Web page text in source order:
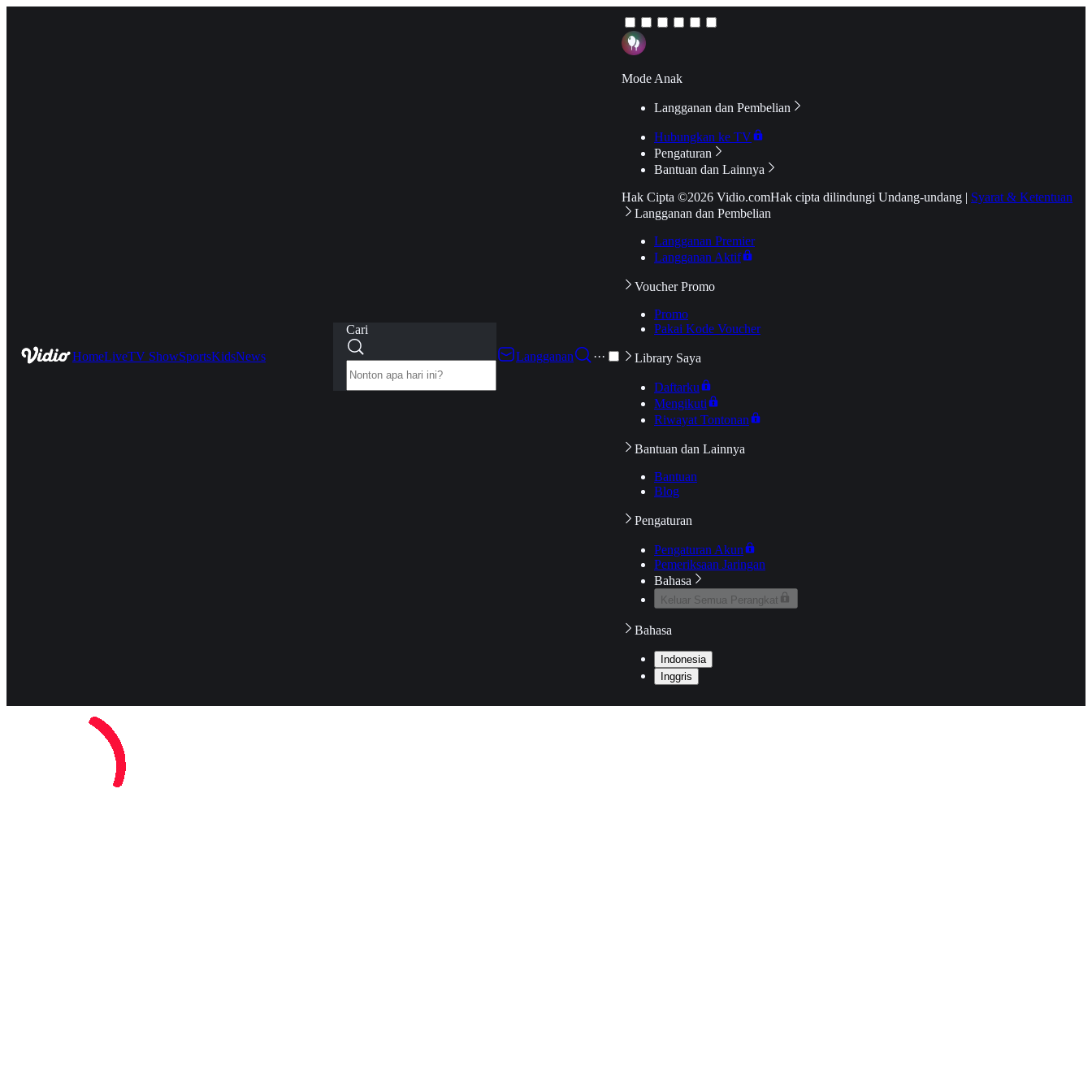
HomeLiveTV ShowSportsKidsNews
Cari
Langganan
···
Mode Anak
Langganan dan Pembelian
Hubungkan ke TV
Pengaturan
Bantuan dan Lainnya
Hak Cipta ©2026 Vidio.comHak cipta dilindungi Undang-undang | Syarat & Ketentuan
Langganan dan Pembelian
Langganan Premier
Langganan Aktif
Voucher Promo
Promo
Pakai Kode Voucher
Library Saya
Daftarku
Mengikuti
Riwayat Tontonan
Bantuan dan Lainnya
Bantuan
Blog
Pengaturan
Pengaturan Akun
Pemeriksaan Jaringan
Bahasa
Keluar Semua Perangkat
Bahasa
Indonesia
Inggris